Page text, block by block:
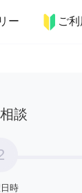
ー ご
ペット
談
時